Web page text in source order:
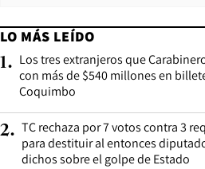
LO MÁS LEÍDO
1. Los tres extranjeros que
con más de $540 millones en
Coquimbo
2. TC rechaza por 7 votos contra 3
para destituir al entonces
dichos sobre el golpe de Estado